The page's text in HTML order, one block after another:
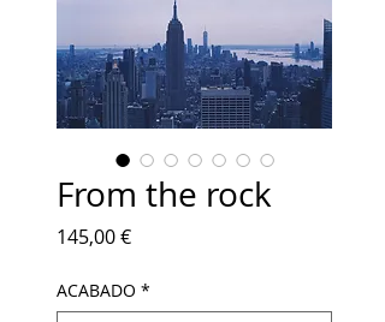
From the rock
145,00 €Precio
ACABADO *